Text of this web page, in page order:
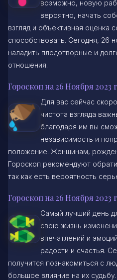
возможно, новую
вероятно, начать
взгляд и объективная оценка
способствовать. Сегодня, 26
наладить плодотворные и
отношения.
Гороскоп на 26 Ноября 2023
Для вас сейчас
чистота взгляда
благодаря им вы
независимость и
положение. Женщинам,
Гороскоп рекомендуют
так как есть вероятность
Гороскоп на 26 Ноября 2023
Самый лучший день
свою жизнь
впечатлений и
радости и счастья.
получится познакомиться с
большое влияние на их судьбу.